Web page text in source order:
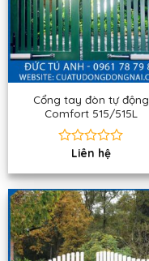
Cổng tay đòn tự động
Comfort 515/515L
Được
hạng
0
5
sao
Liên hệ